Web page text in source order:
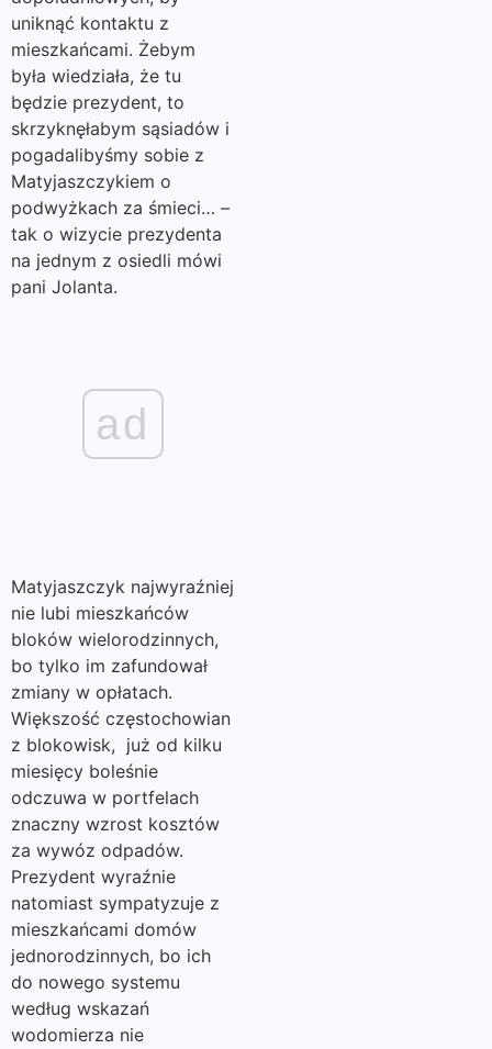
uniknąć kontaktu z
mieszkańcami. Żebym
była wiedziała, że tu
będzie prezydent, to
skrzyknęłabym sąsiadów i
pogadalibyśmy sobie z
Matyjaszczykiem o
podwyżkach za śmieci… –
tak o wizycie prezydenta
na jednym z osiedli mówi
pani Jolanta.
ad
Matyjaszczyk najwyraźniej
nie lubi mieszkańców
bloków wielorodzinnych,
bo tylko im zafundował
zmiany w opłatach.
Większość częstochowian
z blokowisk, już od kilku
miesięcy boleśnie
odczuwa w portfelach
znaczny wzrost kosztów
za wywóz odpadów.
Prezydent wyraźnie
natomiast sympatyzuje z
mieszkańcami domów
jednorodzinnych, bo ich
do nowego systemu
według wskazań
wodomierza nie